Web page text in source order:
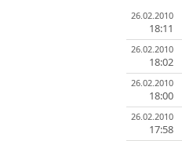
26.02.2010
18:11
26.02.2010
18:02
26.02.2010
18:00
26.02.2010
17:58